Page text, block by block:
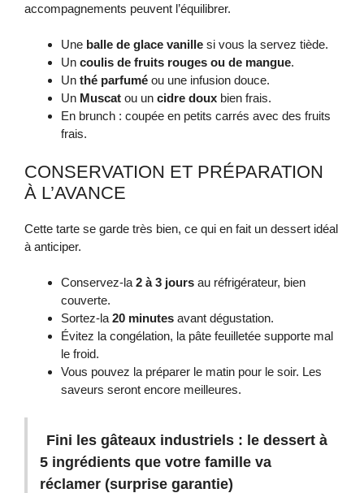
accompagnements peuvent l’équilibrer.
Une balle de glace vanille si vous la servez tiède.
Un coulis de fruits rouges ou de mangue.
Un thé parfumé ou une infusion douce.
Un Muscat ou un cidre doux bien frais.
En brunch : coupée en petits carrés avec des fruits
frais.
CONSERVATION ET PRÉPARATION
À L’AVANCE
Cette tarte se garde très bien, ce qui en fait un dessert idéal
à anticiper.
Conservez-la2 à 3 jours au réfrigérateur, bien
couverte.
Sortez-la20 minutes avant dégustation.
Évitez la congélation, la pâte feuilletée supporte mal
le froid.
Vous pouvez la préparer le matin pour le soir. Les
saveurs seront encore meilleures.
Fini les gâteaux industriels : le dessert à
5 ingrédients que votre famille va
réclamer (surprise garantie)